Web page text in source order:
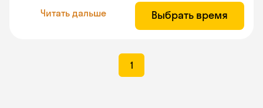
Читать дальше Выбрать время
1